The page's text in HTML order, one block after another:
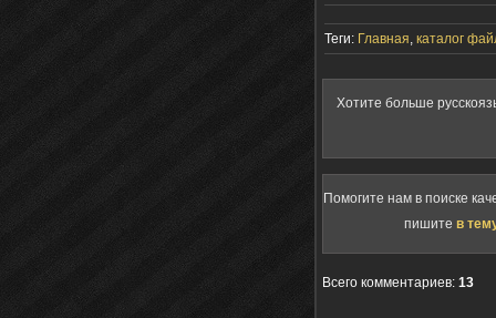
Теги: Главная, каталог
Хотите больше
Помогите нам в поиске
пишите в
Всего комментариев: 13